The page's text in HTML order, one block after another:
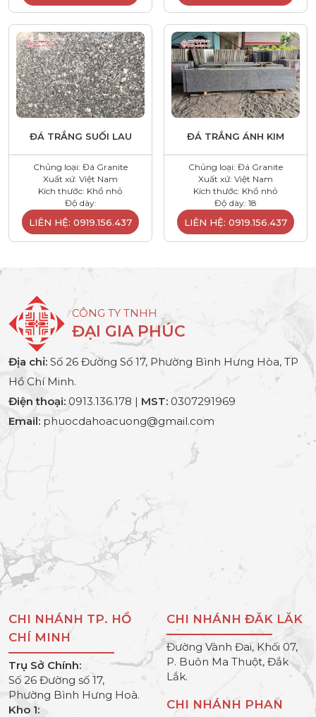
ĐÁ TRẮNG SUỐI LAU
Chủng loại: Đá Granite
Xuất xứ: Việt Nam
Kích thước: Khổ nhỏ
Độ dày:
LIÊN HỆ: 0919.156.437
ĐÁ TRẮNG ÁNH KIM
Chủng loại: Đá Granite
Xuất xứ: Việt Nam
Kích thước: Khổ nhỏ
Độ dày: 18
LIÊN HỆ: 0919.156.437
CÔNG TY TNHH
ĐẠI GIA PHÚC
Địa chỉ: Số 26 Đường Số 17, Phường Bình Hưng Hòa, TP
Hồ Chí Minh.
Điện thoại: 0913.136.178 | MST: 0307291969
Email: phuocdahoacuong@gmail.com
CHI NHÁNH TP. HỒ
CHÍ MINH
Trụ Sở Chính:
Số 26 Đường số 17,
Phường Bình Hưng Hoà.
Kho 1:
CHI NHÁNH ĐĂK LĂK
Đường Vành Đai, Khối 07,
P. Buôn Ma Thuột, Đắk
Lắk.
CHI NHÁNH PHAN